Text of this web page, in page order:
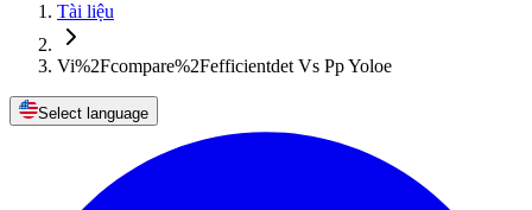
Tài liệu
Vi%2Fcompare%2Fefficientdet Vs Pp Yoloe
Select language